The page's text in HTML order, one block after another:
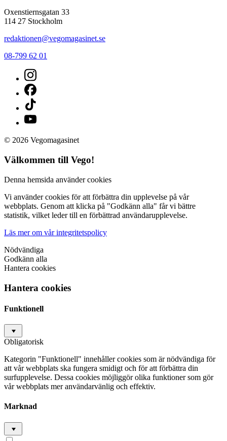
Oxenstiernsgatan 33
114 27 Stockholm
redaktionen@vegomagasinet.se
08-799 62 01
© 2026 Vegomagasinet
Välkommen till Vego!
Denna hemsida använder cookies
Vi använder cookies för att förbättra din upplevelse på vår
webbplats. Genom att klicka på "Godkänn alla" får vi bättre
statistik, vilket leder till en förbättrad användarupplevelse.
Läs mer om vår integritetspolicy
Nödvändiga
Godkänn alla
Hantera cookies
Hantera cookies
Funktionell
Obligatorisk
Kategorin "Funktionell" innehåller cookies som är nödvändiga för
att vår webbplats ska fungera smidigt och för att förbättra din
surfupplevelse. Dessa cookies möjliggör olika funktioner som gör
vår webbplats mer användarvänlig och effektiv.
Marknad